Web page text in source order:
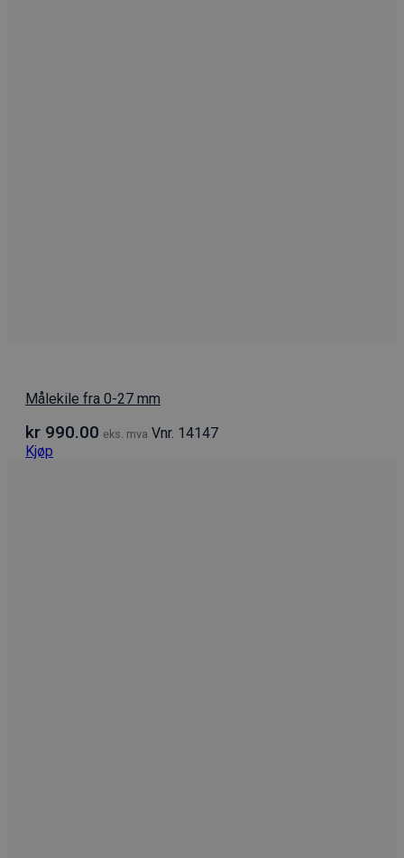
Målekile fra 0-27 mm
kr 990.00 eks. mva Vnr. 14147
Kjøp